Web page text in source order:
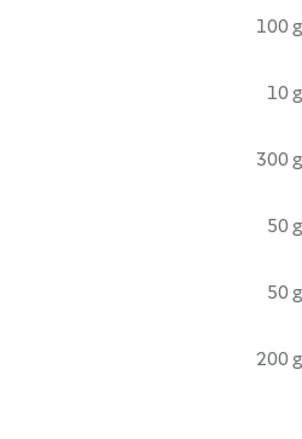
100 g
10 g
300 g
50 g
50 g
200 g